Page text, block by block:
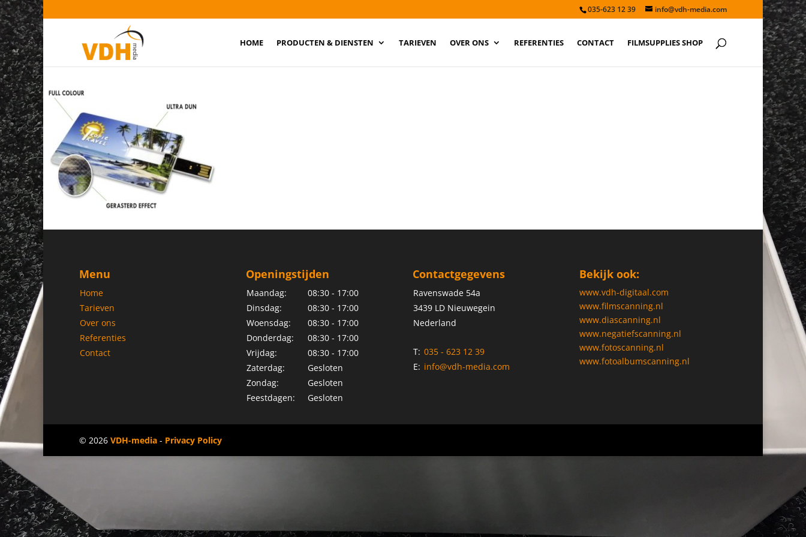
035-623 12 39 info@vdh-media.com
HOME PRODUCTEN & DIENSTEN TARIEVEN OVER ONS REFERENTIES CONTACT FILMSUPPLIES SHOP
credit-card-sense
Menu
Home
Tarieven
Over ons
Referenties
Contact
Openingstijden
Maandag:
08:30 - 17:00
Dinsdag:
08:30 - 17:00
Woensdag:
08:30 - 17:00
Donderdag:
08:30 - 17:00
Vrijdag:
08:30 - 17:00
Zaterdag:
Gesloten
Zondag:
Gesloten
Feestdagen:
Gesloten
Contactgegevens
Ravenswade 54a
3439 LD Nieuwegein
Nederland
T: 035 - 623 12 39
E: info@vdh-media.com
Bekijk ook:
www.vdh-digitaal.com
www.filmscanning.nl
www.diascanning.nl
www.negatiefscanning.nl
www.fotoscanning.nl
www.fotoalbumscanning.nl
© 2026 VDH-media - Privacy Policy